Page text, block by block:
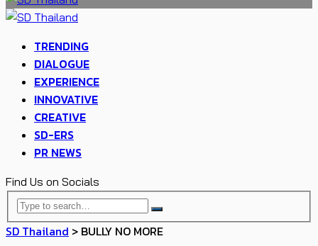
TRENDING
DIALOGUE
EXPERIENCE
INNOVATIVE
CREATIVE
SD-ERS
PR NEWS
Find Us on Socials
SD Thailand > BULLY NO MORE